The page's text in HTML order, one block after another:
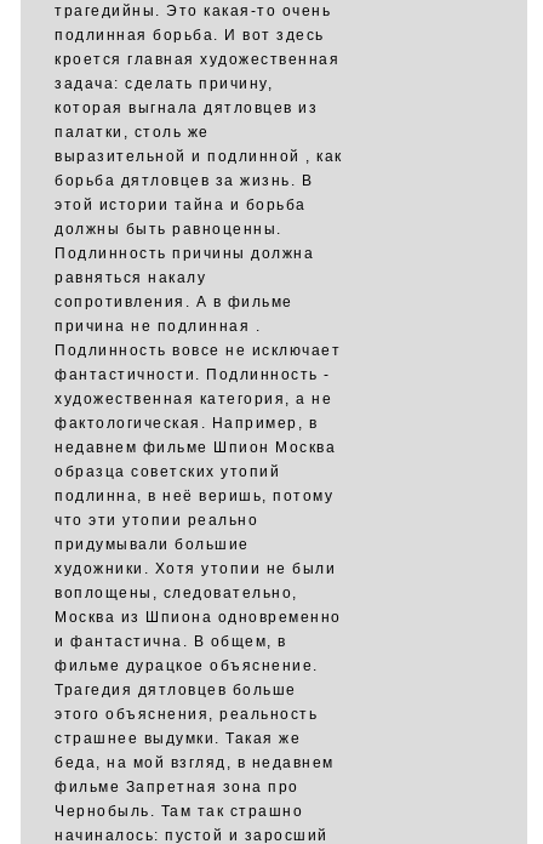
трагедийны. Это какая-то очень
подлинная борьба. И вот здесь
кроется главная художественная
задача: сделать причину,
которая выгнала дятловцев из
палатки, столь же
выразительной и подлинной , как
борьба дятловцев за жизнь. В
этой истории тайна и борьба
должны быть равноценны.
Подлинность причины должна
равняться накалу
сопротивления. А в фильме
причина не подлинная .
Подлинность вовсе не исключает
фантастичности. Подлинность -
художественная категория, а не
фактологическая. Например, в
недавнем фильме Шпион Москва
образца советских утопий
подлинна, в неё веришь, потому
что эти утопии реально
придумывали большие
художники. Хотя утопии не были
воплощены, следовательно,
Москва из Шпиона одновременно
и фантастична. В общем, в
фильме дурацкое объяснение.
Трагедия дятловцев больше
этого объяснения, реальность
страшнее выдумки. Такая же
беда, на мой взгляд, в недавнем
фильме Запретная зона про
Чернобыль. Там так страшно
начиналось: пустой и заросший